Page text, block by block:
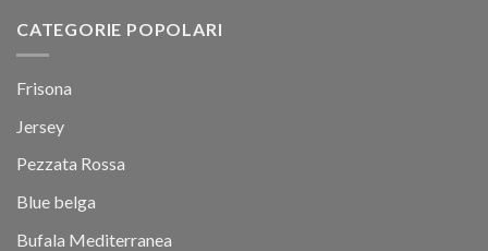
CATEGORIE POPOLARI
Frisona
Jersey
Pezzata Rossa
Blue belga
Bufala Mediterranea